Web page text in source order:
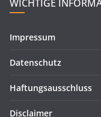
WICHTIGE
Impressum
Datenschutz
Haftungsausschluss
Disclaimer